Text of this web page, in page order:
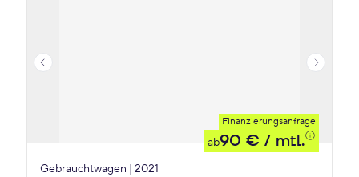
Finanzierungsanfrage
ab90 € / mtl.
Gebrauchtwagen | 2021